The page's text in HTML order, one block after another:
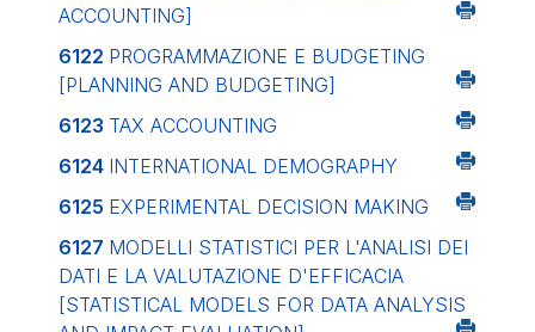
ACCOUNTING]
6122 PROGRAMMAZIONE E BUDGETING
[PLANNING AND BUDGETING]
6123 TAX ACCOUNTING
6124 INTERNATIONAL DEMOGRAPHY
6125 EXPERIMENTAL DECISION MAKING
6127 MODELLI STATISTICI PER L'ANALISI DEI
DATI E LA VALUTAZIONE D'EFFICACIA
[STATISTICAL MODELS FOR DATA ANALYSIS